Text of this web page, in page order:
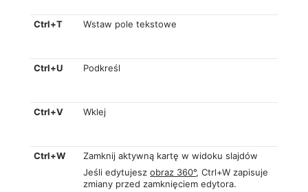
Ctrl+T Wstaw pole tekstowe
Ctrl+U Podkreśl
Ctrl+V Wklej
Ctrl+W
Zamknij aktywną kartę w widoku slajdów
Jeśli edytujeszobraz 360°, Ctrl+W zapisuje
zmiany przed zamknięciem edytora.